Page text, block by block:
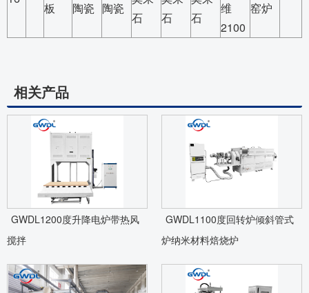
板
陶瓷 陶瓷
石
石
石
维
2100
窑炉
相关产品
GWDL1200度升降电炉带热风
搅拌
GWDL1100度回转炉倾斜管式
炉纳米材料焙烧炉